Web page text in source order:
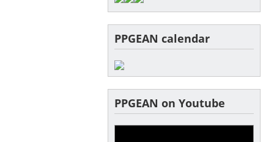
PPGEAN calendar
PPGEAN on Youtube